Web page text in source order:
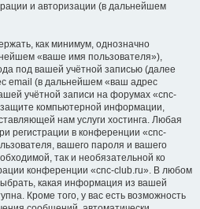
и авторизации (в дальнейшем
как минимум, однозначно
«ваше имя пользователя»),
под вашей учётной записью (далее
email (в дальнейшем «ваш адрес
учётной записи на форумах «cnc-
компьютерной информации,
нам услуги хостинга. Любая
регистрации в конференции «cnc-
вашего пароля и вашего
так и необязательной ко
конференции «cnc-club.ru». В любом
какая информация из вашей
Кроме того, у вас есть возможность